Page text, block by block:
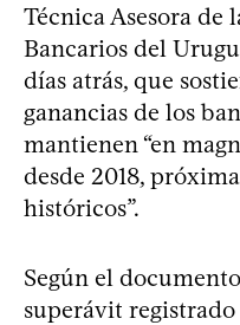
Técnica Asesora de
Bancarios del
días atrás, que
ganancias de los
mantienen “en
desde 2018,
históricos”.
Según el
superávit registrado